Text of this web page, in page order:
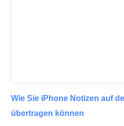
Wie Sie iPhone Notizen auf
übertragen können